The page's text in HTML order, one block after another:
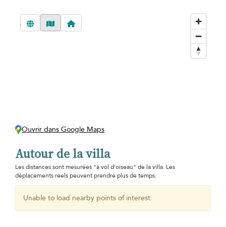
Ouvrir dans Google Maps
Autour de la villa
Les distances sont mesurées "à vol d'oiseau" de la villa. Les
déplacements réels peuvent prendre plus de temps.
Unable to load nearby points of interest.